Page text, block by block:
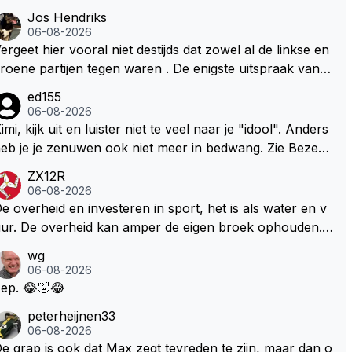
Jos Hendriks
06-08-2026
hier vooral niet destijds dat zowel al de linkse en
partijen tegen waren . De enigste uitspraak van e
ze hun eigen uitlaat gassen inademen maar niet wet
was dat de F1 motor schoner is dan een normale a
Dus denk echt niet dat deze groene/wollen regering
ed155
06-08-2026
kijk uit en luister niet te veel naar je "idool". Anders
je je zenuwen ook niet meer in bedwang. Zie Bezech
Veel gezelliger
ZX12R
06-08-2026
overheid en investeren in sport, het is als water en v
De overheid kan amper de eigen broek ophouden.
het best vergelijken met de sheriff van Nottinghem
Hood) welk achter de bomen verscholen de arge
stuiver te beroven. De Staat heeft nooit ooit m
een stuiver in Zandvoort willen investeren en dat zal
wg
06-08-2026
😂🤣😂
peterheijnen33
06-08-2026
grap is ook dat Max zegt tevreden te zijn, maar dan o